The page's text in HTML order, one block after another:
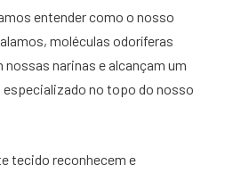
entender como o nosso
moléculas odoríferas
narinas e alcançam um
no topo do nosso
tecido reconhecem e